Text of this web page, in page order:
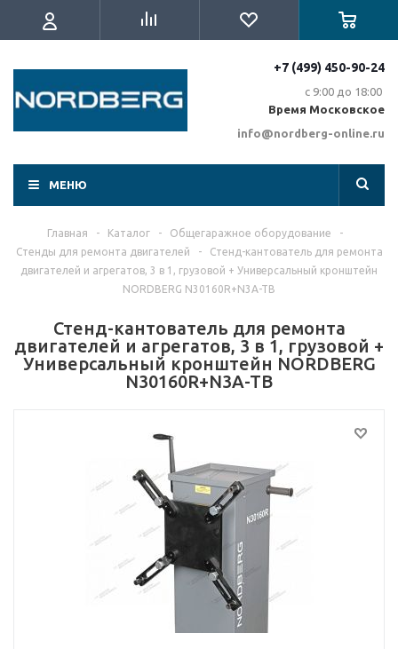
+7 (499) 450-90-24
с 9:00 до 18:00
Время Московское
info@nordberg-online.ru
МЕНЮ
Главная - Каталог - Общегаражное оборудование
-
Стенды для ремонта двигателей
-
Стенд-кантователь для ремонта
двигателей и агрегатов, 3 в 1, грузовой + Универсальный кронштейн
NORDBERG N30160R+N3A-TB
Стенд-кантователь для ремонта
двигателей и агрегатов, 3 в 1, грузовой +
Универсальный кронштейн NORDBERG
N30160R+N3A-TB